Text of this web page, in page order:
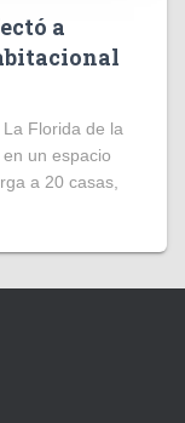
a
Florida de la
un espacio
a 20 casas,